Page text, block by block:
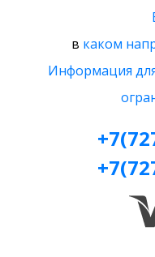
в каком
Информация